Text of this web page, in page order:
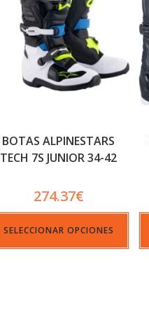
BOTAS ALPINESTARS
TECH 7S JUNIOR 34-42
274.37€
SELECCIONAR OPCIONES